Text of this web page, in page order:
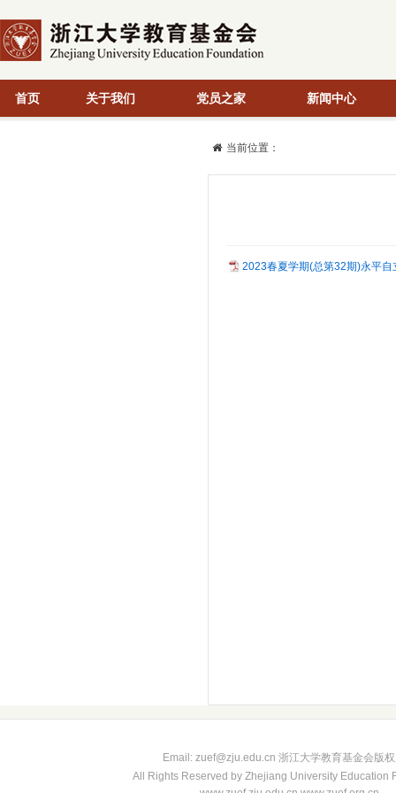
首页 关于我们 党员之家 新闻中心
当前位置：
2023春夏学期(总第32期)永平自
Email: zuef@zju.edu.cn 浙江大学教育基金会版
All Rights Reserved by Zhejiang University Education